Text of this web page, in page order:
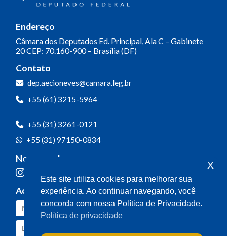
Endereço
Câmara dos Deputados Ed. Principal, Ala C – Gabinete
20CEP: 70.160-900 – Brasília (DF)
Contato
dep.aecioneves@camara.leg.br
+55 (61) 3215-5964
+55 (31) 3261-0121
+55 (31) 97150-0834
Nossas redes
Acompanhe o meu mandato
Este site utiliza cookies para melhorar sua
experiência. Ao continuar navegando, você
concorda com nossa Política de Privacidade.
Política de privacidade
x